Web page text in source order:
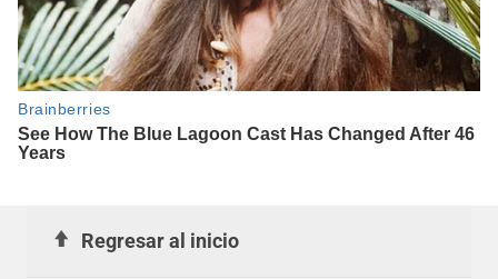
Regresar al inicio